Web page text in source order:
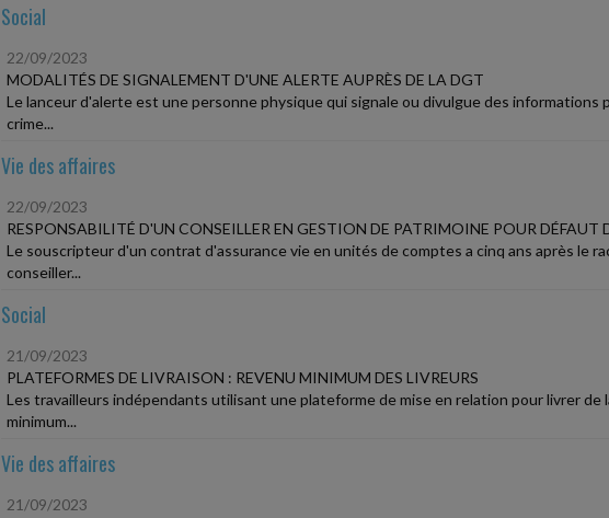
Social
22/09/2023
MODALITÉS DE SIGNALEMENT D'UNE ALERTE AUPRÈS DE LA DGT
Le lanceur d'alerte est une personne physique qui signale ou divulgue des
crime...
Vie des affaires
22/09/2023
RESPONSABILITÉ D'UN CONSEILLER EN GESTION DE PATRIMOINE POUR
Le souscripteur d'un contrat d'assurance vie en unités de comptes a cinq ans après le
conseiller...
Social
21/09/2023
PLATEFORMES DE LIVRAISON : REVENU MINIMUM DES LIVREURS
Les travailleurs indépendants utilisant une plateforme de mise en relation pour livrer
minimum...
Vie des affaires
21/09/2023